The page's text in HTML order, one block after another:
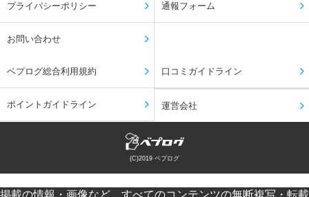
プライバシーポリシー 通報フォーム
お問い合わせ
ベプログ総合利用規約 口コミガイドライン
ポイントガイドライン 運営会社
(C)2019 ベプログ